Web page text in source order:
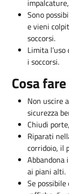
Sono
e vieni
soccorsi.
Limita
i soccorsi.
Cosa
Non uscire
sicurezza
Chiudi
Riparati
corridoio, il
ai piani alti.
Se